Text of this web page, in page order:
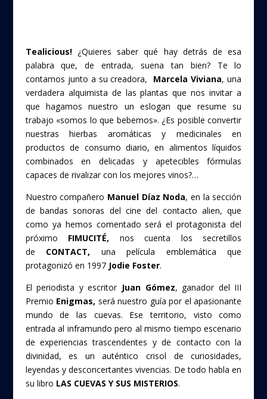
o
o
k
Tealicious!¿Quieres saber qué hay detrás de esa
palabra que, de entrada, suena tan bien? Te lo
contamos junto a su creadora, Marcela Viviana, una
verdadera alquimista de las plantas que nos invitar a
que hagamos nuestro un eslogan que resume su
trabajo «somos lo que bebemos». ¿Es posible convertir
nuestras hierbas aromáticas y medicinales en
productos de consumo diario, en alimentos líquidos
combinados en delicadas y apetecibles fórmulas
capaces de rivalizar con los mejores vinos?…
Nuestro compañero Manuel Díaz Noda, en la sección
de bandas sonoras del cine del contacto alien, que
como ya hemos comentado será el protagonista del
próximo FIMUCITÉ, nos cuenta los secretillos
de CONTACT, una película emblemática que
protagonizó en 1997 Jodie Foster.
El periodista y escritor Juan Gómez, ganador del III
Premio Enigmas, será nuestro guía por el apasionante
mundo de las cuevas. Ese territorio, visto como
entrada al inframundo pero al mismo tiempo escenario
de experiencias trascendentes y de contacto con la
divinidad, es un auténtico crisol de curiosidades,
leyendas y desconcertantes vivencias. De todo habla en
su libro LAS CUEVAS Y SUS MISTERIOS.